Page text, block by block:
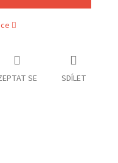
SE SDÍLET